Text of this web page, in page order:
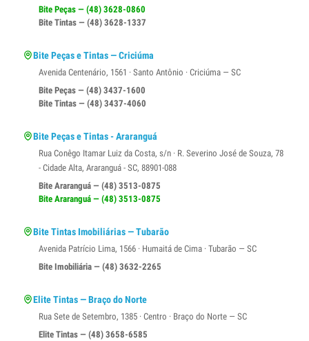
Bite Peças — (48) 3628-0860
Bite Tintas — (48) 3628-1337
Bite Peças e Tintas — Criciúma
Avenida Centenário, 1561 · Santo Antônio · Criciúma — SC
Bite Peças — (48) 3437-1600
Bite Tintas — (48) 3437-4060
Bite Peças e Tintas - Araranguá
Rua Conêgo Itamar Luiz da Costa, s/n · R. Severino José de Souza, 78
- Cidade Alta, Araranguá - SC, 88901-088
Bite Araranguá — (48) 3513-0875
Bite Araranguá — (48) 3513-0875
Bite Tintas Imobiliárias — Tubarão
Avenida Patrício Lima, 1566 · Humaitá de Cima · Tubarão — SC
Bite Imobiliária — (48) 3632-2265
Elite Tintas — Braço do Norte
Rua Sete de Setembro, 1385 · Centro · Braço do Norte — SC
Elite Tintas — (48) 3658-6585